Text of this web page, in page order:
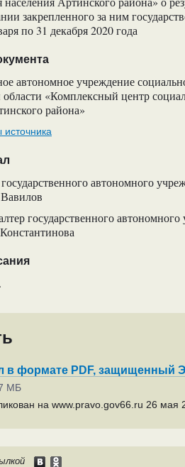
закрепленного за ним
по 31 декабря 2020 года
автономное учреждение
области «Комплексный центр
района»
автономного
государственного
в формате PDF, защищенный
МБ
на www.pravo.gov66.ru 26 мая